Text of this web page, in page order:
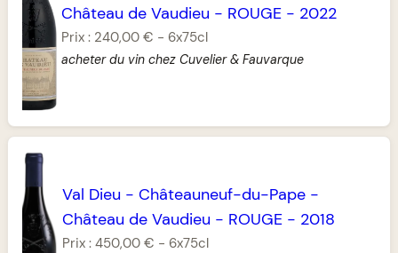
Château de Vaudieu - ROUGE - 2022
Prix : 240,00 € - 6x75cl
acheter du vin chez Cuvelier & Fauvarque
Val Dieu - Châteauneuf-du-Pape -
Château de Vaudieu - ROUGE - 2018
Prix :450,00 € - 6x75cl